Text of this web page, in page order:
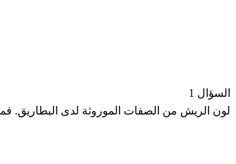
السؤال 1
لون الريش من الصفات الموروثة لدى البطاريق.